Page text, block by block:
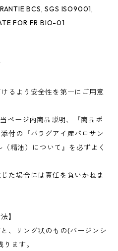
BCS, SGS ISO9001,
FOR FR BIO-01
るよう安全性を第一にご用意
ページ内商品説明、『商品ボ
付の『パラグアイ産パロサン
精油）について』を必ずよく
た場合には責任を負いかねま
】
、リング状のもの(バージンシ
ます。